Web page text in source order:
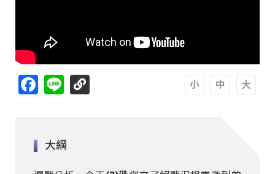
Facebook
Line
大綱